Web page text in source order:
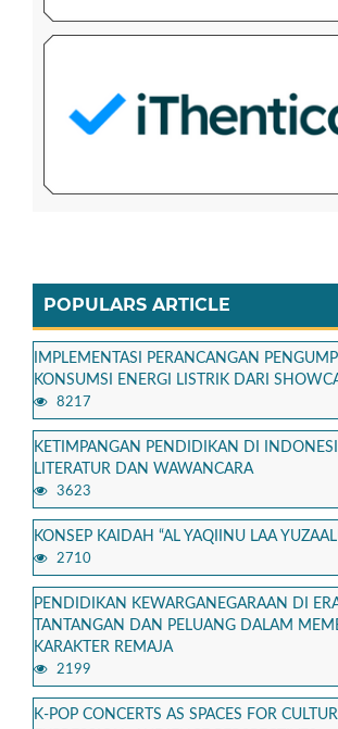
POPULARS ARTICLE
IMPLEMENTASI PERANCANGAN
KONSUMSI ENERGI LISTRIK DARI
8217
KETIMPANGAN PENDIDIKAN DI
LITERATUR DAN WAWANCARA
3623
KONSEP KAIDAH “AL YAQIINU LAA
2710
PENDIDIKAN KEWARGANEGARAAN DI
TANTANGAN DAN PELUANG DALAM
KARAKTER REMAJA
2199
K-POP CONCERTS AS SPACES FOR